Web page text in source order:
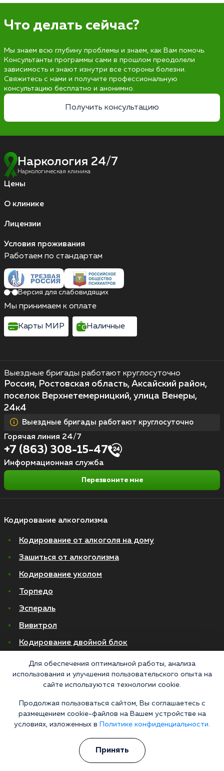
Что делать сейчас?
Мы знаем всю глубину проблемы и знаем, как Вам помочь.
Консультанты программы сами в прошлом преодолели
зависимость и знают изнутри все стороны болезни.
Свяжитесь с нами и получите профессиональную
консультацию бесплатно и анонимно.
Получить консультацию
Наркология 24/7
Наркологическая клиника
Цены
О клинике
Лицензии
Условия проживания
Кодирование алкоголизма
Кодирование от алкоголя на дому
Зашиться от алкоголизма
Кодирование уколом
Торпедо
Эспераль
Вивитрол
Кодирование двойной блок
Вывод из запоя в стационаре
Нарколог на дом
Капельница от запоя на дому
Капельница от запоя в стационаре
Выездные бригады работают круглосуточно
Россия, Ростовская область, Аксайский район,
поселок Верхнетемерницкий, улица Венеры,
24к4
Выездные бригады работают круглосуточно
Горячая линия 24/7
+7 (863) 308-15-47
Информационная служба
Перезвоните мне
Работаем по стандартам
Версия для слабовидящих
Мы принимаем к оплате
Карты МИР Наличные
Для обеспечения оптимальной работы, анализа
использования и улучшения пользовательского опыта на
сайте используются технологии cookie.
Продолжая пользоваться сайтом, Вы соглашаетесь с
размещением cookie-файлов на Вашем устройстве на
условиях, изложенных в
Политике конфиденциальности.
Принять